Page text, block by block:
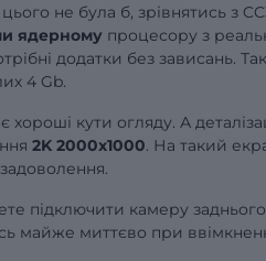
не була б, зрівнятись з
ядерному процесору з
додатки без зависань.
4 Gb.
хороші кути огляду. А
2K 2000x1000. На такий
підключити камеру
майже миттєво при